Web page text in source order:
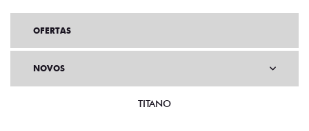
OFERTAS
NOVOS
TITANO